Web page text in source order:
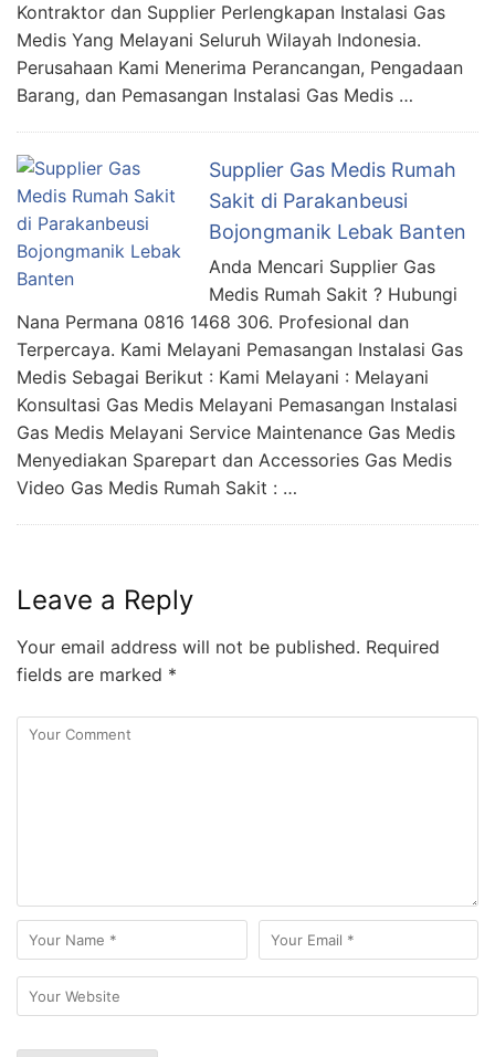
Kontraktor dan Supplier Perlengkapan Instalasi Gas
Medis Yang Melayani Seluruh Wilayah Indonesia.
Perusahaan Kami Menerima Perancangan, Pengadaan
Barang, dan Pemasangan Instalasi Gas Medis …
Supplier Gas Medis Rumah
Sakit di Parakanbeusi
Bojongmanik Lebak Banten
Anda Mencari Supplier Gas
Medis Rumah Sakit ? Hubungi
Nana Permana 0816 1468 306. Profesional dan
Terpercaya. Kami Melayani Pemasangan Instalasi Gas
Medis Sebagai Berikut : Kami Melayani : Melayani
Konsultasi Gas Medis Melayani Pemasangan Instalasi
Gas Medis Melayani Service Maintenance Gas Medis
Menyediakan Sparepart dan Accessories Gas Medis
Video Gas Medis Rumah Sakit : …
Leave a Reply
Your email address will not be published. Required
fields are marked *